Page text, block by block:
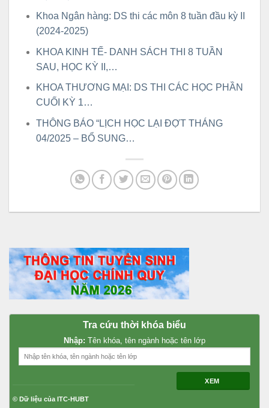
Khoa Ngân hàng: DS thi các môn 8 tuần đầu kỳ II
(2024-2025)
KHOA KINH TẾ- DANH SÁCH THI 8 TUẦN
SAU, HỌC KỲ II,…
KHOA THƯƠNG MẠI: DS THI CÁC HỌC PHẦN
CUỐI KỲ 1…
THÔNG BÁO “LỊCH HỌC LẠI ĐỢT THÁNG
04/2025 – BỔ SUNG…
Tra cứu thời khóa biểu
Nhập: Tên khóa, tên ngành hoặc tên lớp
XEM
© Dữ liệu của ITC-HUBT